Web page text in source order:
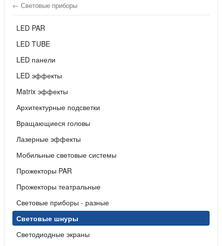
← Световые приборы
LED PAR
LED TUBE
LED панели
LED эффекты
Matrix эффекты
Архитектурные подсветки
Вращающиеся головы
Лазерные эффекты
Мобильные световые системы
Прожекторы PAR
Прожекторы театральные
Световые приборы - разные
Световые шнуры
Светодиодные экраны